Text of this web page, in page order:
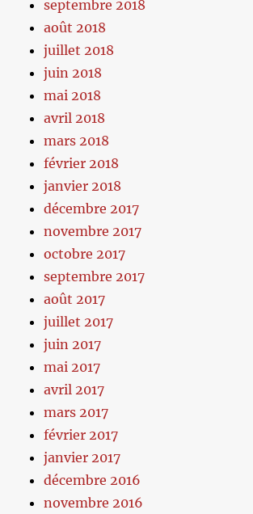
septembre 2018
août 2018
juillet 2018
juin 2018
mai 2018
avril 2018
mars 2018
février 2018
janvier 2018
décembre 2017
novembre 2017
octobre 2017
septembre 2017
août 2017
juillet 2017
juin 2017
mai 2017
avril 2017
mars 2017
février 2017
janvier 2017
décembre 2016
novembre 2016